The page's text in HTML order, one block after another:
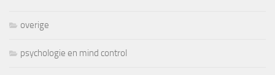
overige
psychologie en mind control